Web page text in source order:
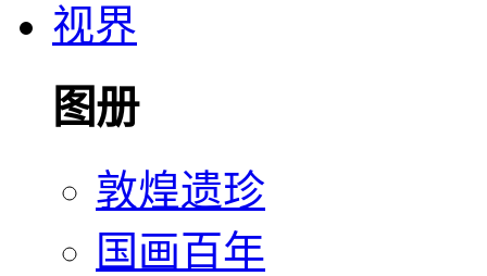
视界
图册
敦煌遗珍
国画百年